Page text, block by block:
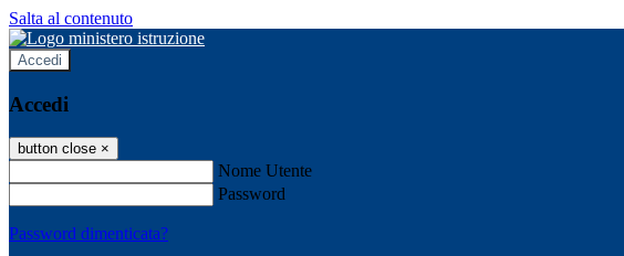
Salta al contenuto
Accedi
Accedi
button close ×
Nome Utente
Password
Password dimenticata?